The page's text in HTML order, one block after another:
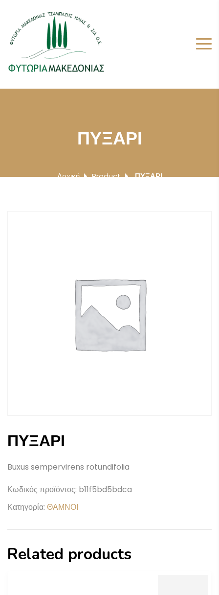
ΠΥΞΑΡΙ
Αρχική Product ΠΥΞΑΡΙ
ΠΥΞΑΡΙ
Buxus sempervirens rotundifolia
Κωδικός προϊόντος: b11f5bd5bdca
Κατηγορία: ΘΑΜΝΟΙ
Related products